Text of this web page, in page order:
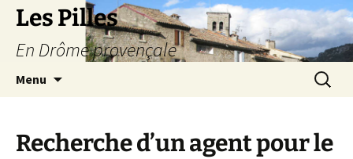
Les Pilles
En Drôme provençale
Menu
Recherche d’un agent pour le